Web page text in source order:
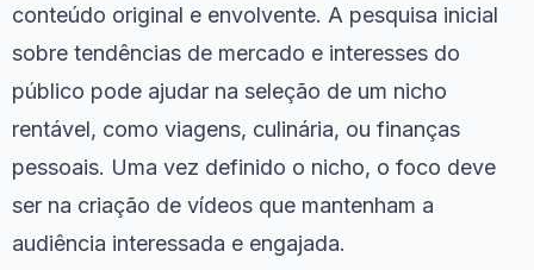
conteúdo original e envolvente. A pesquisa inicial
sobre tendências de mercado e interesses do
público pode ajudar na seleção de um nicho
rentável, como viagens, culinária, ou finanças
pessoais. Uma vez definido o nicho, o foco deve
ser na criação de vídeos que mantenham a
audiência interessada e engajada.